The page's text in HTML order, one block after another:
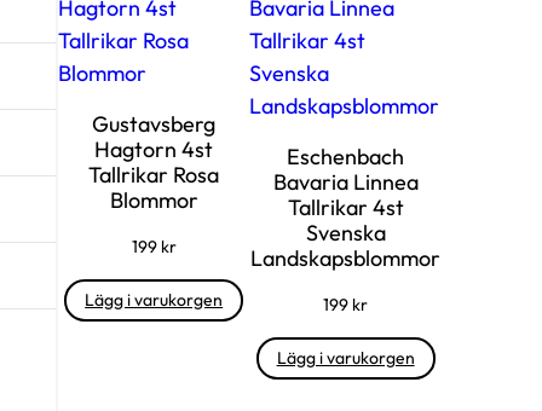
Gustavsberg
Hagtorn 4st
Tallrikar Rosa
Blommor
199 kr
Lägg i varukorgen
Eschenbach
Bavaria Linnea
Tallrikar 4st
Svenska
Landskapsblommor
199 kr
Lägg i varukorgen